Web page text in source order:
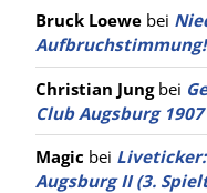
Bruck Loewe bei
Christian Jungbei
Club Augsburg 1907
Magic bei Liveticker:
Augsburg II (3.